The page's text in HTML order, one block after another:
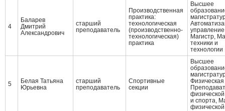
4
Баларев
Дмитрий
Александрович
старший
преподаватель
Производственная
практика:
технологическая
(производственно-
технологическая)
практика
Высшее
управление
Магистр,
техники и
технологии
5
Белая Татьяна
Юрьевна
старший
преподаватель
Спортивные
секции
Высшее
Физическая
и спорта,